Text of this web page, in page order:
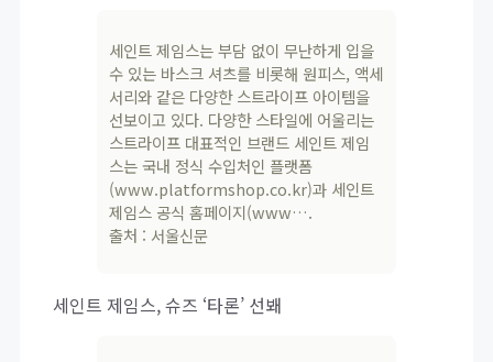
세인트 제임스는 부담 없이 무난하게 입을
수 있는 바스크 셔츠를 비롯해 원피스, 액세
서리와 같은 다양한 스트라이프 아이템을
선보이고 있다. 다양한 스타일에 어울리는
스트라이프 대표적인 브랜드 세인트 제임
스는 국내 정식 수입처인 플랫폼
(www.platformshop.co.kr)과 세인트
제임스 공식 홈페이지(www….
출처 : 서울신문
세인트 제임스, 슈즈 ‘타론’ 선봬